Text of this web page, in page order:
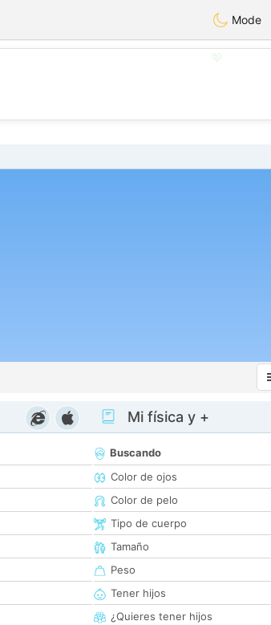
Mode
Mi física y +
Buscando
Color de ojos
Color de pelo
Tipo de cuerpo
Tamaño
Peso
Tener hijos
¿Quieres tener hijos